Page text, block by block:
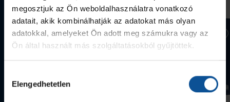
megosztjuk az Ön weboldalhasználatra vonatkozó
adatait, akik kombinálhatják az adatokat más olyan
adatokkal, amelyeket Ön adott meg számukra vagy az
Ön által használt más szolgáltatásokból gyűjtöttek.
kiválasztása
Elengedhetetlen